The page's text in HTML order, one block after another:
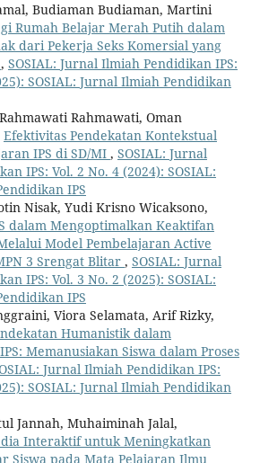
Budiaman Budiaman, Martini
Rumah Belajar Merah Putih dalam
dari Pekerja Seks Komersial yang
, SOSIAL: Jurnal Ilmiah Pendidikan IPS:
SOSIAL: Jurnal Ilmiah Pendidikan
Rahmawati, Oman
Efektivitas Pendekatan Kontekstual
IPS di SD/MI , SOSIAL: Jurnal
IPS: Vol. 2 No. 4 (2024): SOSIAL:
IPS
Nisak, Yudi Krisno Wicaksono,
dalam Mengoptimalkan Keaktifan
Model Pembelajaran Active
3 Srengat Blitar , SOSIAL: Jurnal
IPS: Vol. 3 No. 2 (2025): SOSIAL:
IPS
Viora Selamata, Arif Rizky,
Humanistik dalam
Memanusiakan Siswa dalam Proses
Jurnal Ilmiah Pendidikan IPS:
SOSIAL: Jurnal Ilmiah Pendidikan
Jannah, Muhaiminah Jalal,
Interaktif untuk Meningkatkan
Siswa pada Mata Pelajaran Ilmu